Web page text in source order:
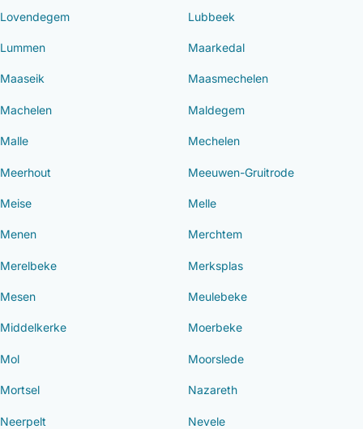
Lovendegem Lubbeek
Lummen Maarkedal
Maaseik Maasmechelen
Machelen Maldegem
Malle Mechelen
Meerhout Meeuwen-Gruitrode
Meise Melle
Menen Merchtem
Merelbeke Merksplas
Mesen Meulebeke
Middelkerke Moerbeke
Mol Moorslede
Mortsel Nazareth
Neerpelt Nevele